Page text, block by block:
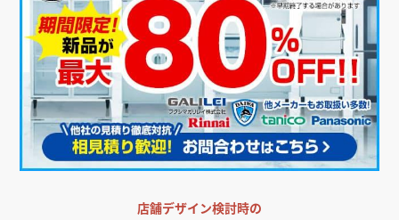
店舗デザイン検討時の